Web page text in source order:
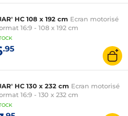
HC 108 x 192 cm Ecran motorisé
16:9 - 108 x 192 cm
.95
HC 130 x 232 cm Ecran motorisé
16:9 - 130 x 232 cm